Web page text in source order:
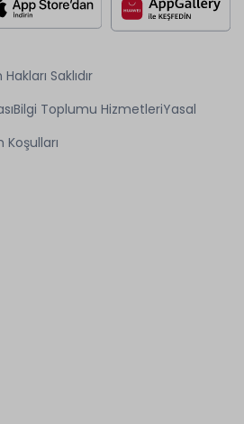
Saklıdır
Bilgi Toplumu HizmetleriYasal
Koşulları